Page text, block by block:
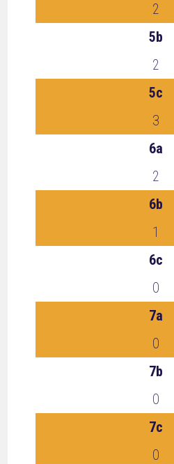
2
5b
2
5c
3
6a
2
6b
1
6c
0
7a
0
7b
0
7c
0